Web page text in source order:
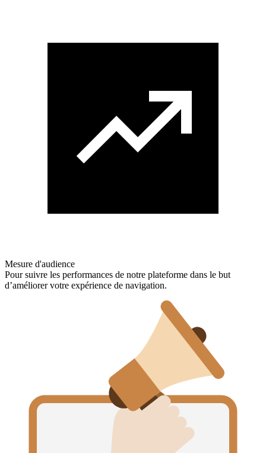
Mesure d'audience
Pour suivre les performances de notre plateforme dans le but
d’améliorer votre expérience de navigation.